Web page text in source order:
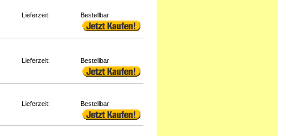
Lieferzeit: Bestellbar
Lieferzeit: Bestellbar
Lieferzeit: Bestellbar